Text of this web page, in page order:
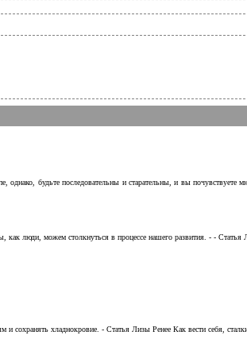
будьте последовательны и старательны, и вы почувствуете
люди, можем столкнуться в процессе нашего развития. - - Статья
и сохранять хладнокровие. - Статья Лизы Ренее Как вести себя,